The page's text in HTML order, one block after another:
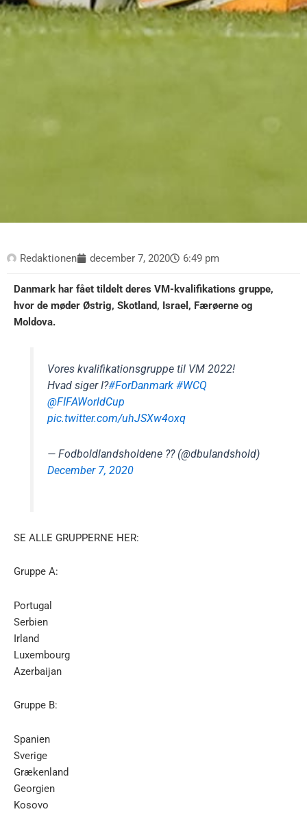
Redaktionen december 7, 2020 6:49 pm
Danmark har fået tildelt deres VM-kvalifikations gruppe,
hvor de møder Østrig, Skotland, Israel, Færøerne og
Moldova.
Vores kvalifikationsgruppe til VM 2022!
Hvad siger I?#ForDanmark #WCQ
@FIFAWorldCup
pic.twitter.com/uhJSXw4oxq
— Fodboldlandsholdene ?? (@dbulandshold)
December 7, 2020
SE ALLE GRUPPERNE HER:
Gruppe A:
Portugal
Serbien
Irland
Luxembourg
Azerbaijan
Gruppe B:
Spanien
Sverige
Grækenland
Georgien
Kosovo